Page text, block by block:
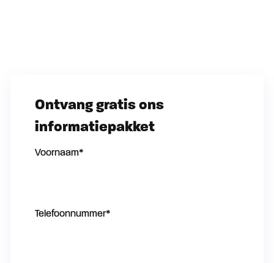
Ontvang gratis ons
informatiepakket
Voornaam*
Telefoonnummer*